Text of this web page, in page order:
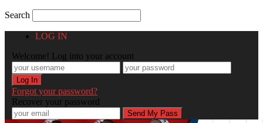
Search
LOG IN
Welcome! Log into your account
Forgot your password?
Recover your password